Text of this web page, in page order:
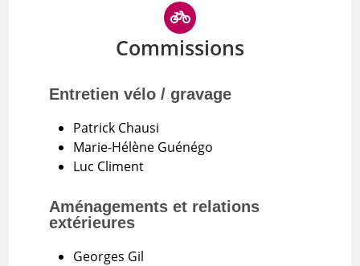
Commissions
Entretien vélo / gravage
Patrick Chausi
Marie-Hélène Guénégo
Luc Climent
Aménagements et relations
extérieures
Georges Gil